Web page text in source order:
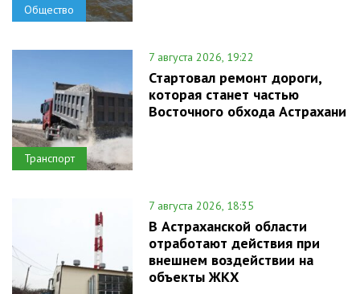
Общество
Транспорт
7 августа 2026, 19:22
Стартовал ремонт дороги,
которая станет частью
Восточного обхода Астрахани
7 августа 2026, 18:35
В Астраханской области
отработают действия при
внешнем воздействии на
объекты ЖКХ